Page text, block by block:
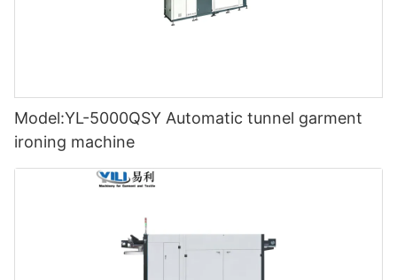
Model:YL-5000QSY Automatic tunnel garment
ironing machine